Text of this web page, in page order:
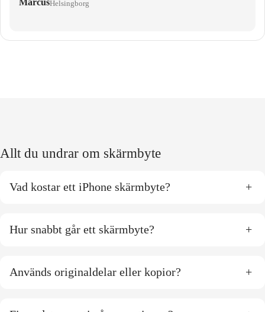
MarcusHelsingborg
Allt du undrar om skärmbyte
Vad kostar ett iPhone skärmbyte? +
Hur snabbt går ett skärmbyte? +
Används originaldelar eller kopior? +